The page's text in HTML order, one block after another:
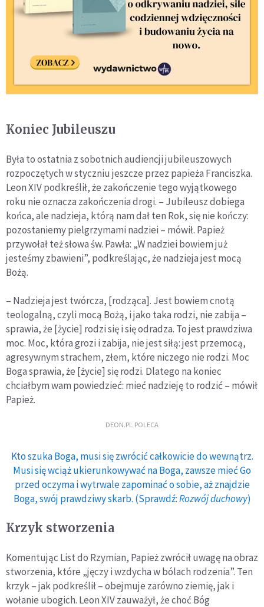
Koniec Jubileuszu
Była to ostatnia z sobotnich audiencji jubileuszowych
rozpoczętych w styczniu jeszcze przez papieża Franciszka.
Leon XIV podkreślił, że zakończenie tego wyjątkowego
roku nie oznacza zakończenia drogi. – Jubileusz dobiega
końca, ale nadzieja, którą nam dał ten Rok, się nie kończy:
pozostaniemy pielgrzymami nadziei – mówił. Papież
przywołał też słowa św. Pawła: „W nadziei bowiem już
jesteśmy zbawieni”, podkreślając, że nadzieja jest mocą
Bożą.
– Nadzieja jest twórcza, [rodząca]. Jest bowiem cnotą
teologalną, czyli mocą Bożą, i jako taka rodzi, nie zabija –
sprawia, że [życie] rodzi się i się odradza. To jest prawdziwa
moc. Moc, która grozi i zabija, nie jest siłą: jest przemocą,
agresywnym strachem, złem, które niczego nie rodzi. Moc
Boga sprawia, że [życie] się rodzi. Dlatego na koniec
chciałbym wam powiedzieć: mieć nadzieję to rodzić – mówił
Papież.
DEON.PL POLECA
Kto szuka Boga, musi się zwrócić całkowicie do wewnątrz.
Musi się wciąż ukierunkowywać na Boga, zawsze mieć Go
przed oczyma i wytrwale zapominać o sobie, aż znajdzie
Boga, swój prawdziwy skarb. (Sprawdź:Rozwój duchowy)
Krzyk stworzenia
Komentując List do Rzymian, Papież zwrócił uwagę na obraz
stworzenia, które „jęczy i wzdycha w bólach rodzenia”. Ten
krzyk – jak podkreślił – obejmuje zarówno ziemię, jak i
wołanie ubogich. Leon XIV zauważył, że choć Bóg